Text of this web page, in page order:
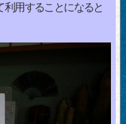
利用することになると